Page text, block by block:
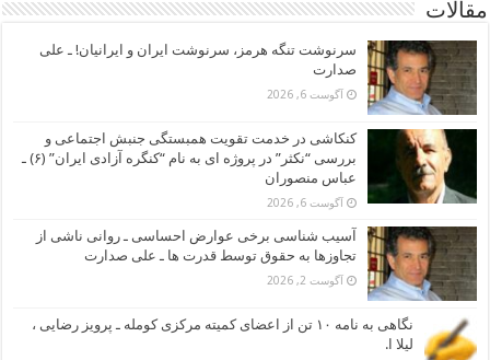
مقالات
سرنوشت تنگه هرمز، سرنوشت ایران و ایرانیان! ـ علی
صدارت
آگوست 6, 2026
کنکاشی در خدمت تقویت همبستگی جنبش اجتماعی و
بررسی “نکثر” در پروژه ای به نام “کنگره آزادی ایران” (۶) ـ
عباس منصوران
آگوست 6, 2026
آسیب شناسی برخی عوارض احساسی ـ روانی ناشی از
تجاوزها به حقوق توسط قدرت ها ـ علی صدارت
آگوست 2, 2026
نگاهی به نامه ۱۰ تن از اعضای کمیته مرکزی کومله ـ پرویز رضایی ،
لیلا ا.